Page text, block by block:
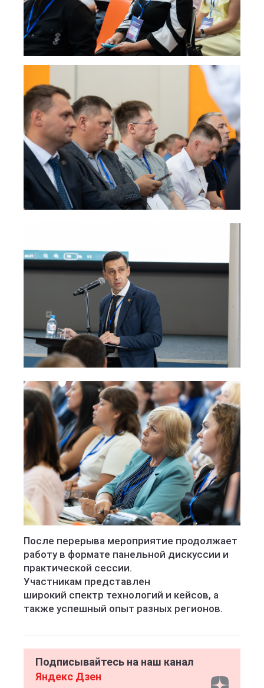
После перерыва мероприятие продолжает
работу в формате панельной дискуссии и
практической сессии.
Участникам представлен
широкий спектр технологий и кейсов, а
также успешный опыт разных регионов.
Подписывайтесь на наш канал
Яндекс Дзен